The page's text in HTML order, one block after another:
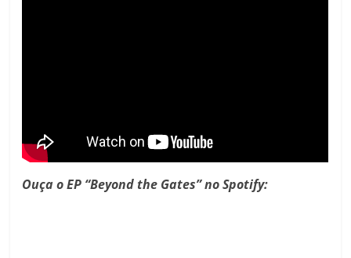
Ouça o EP “Beyond the Gates” no Spotify: